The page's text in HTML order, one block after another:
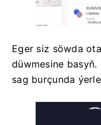
Eger siz söwda
düwmesine
sag burçunda